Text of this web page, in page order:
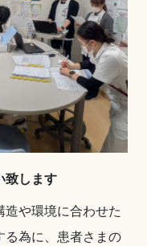
致します
や環境に合わせた
る為に、患者さまの